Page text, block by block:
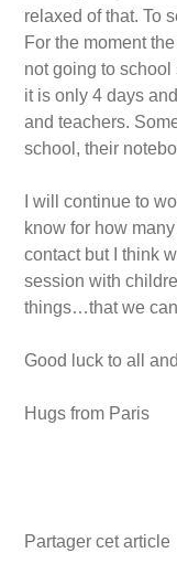
relaxed of that. To
For the moment
not going to
it is only 4 days
and teachers.
school, their
I will continue to
know for how
contact but I think
session with
things…that we
Good luck to all
Hugs from Paris
Partager cet article